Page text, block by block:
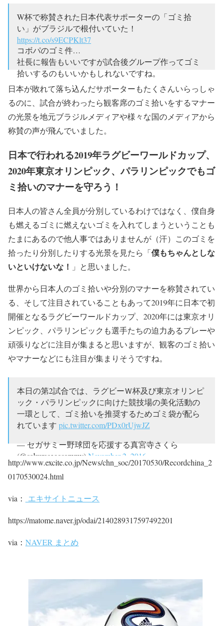
2016
W杯で称賛された日本代表サポーターの「ゴミ拾
い」がブラジルで根付いていた！
https://t.co/s9ECPKlt37
コボパのゴミ件…
社長に報告もいいですが試合後グループ作ってゴミ
拾いするのもいいかもしれないですね。
— ゆっき (@ys0602ys) June 2, 2017
日本が敗れて落ち込んだサポーターもたくさんいらっしゃ
るのに、試合が終わったら観客席のゴミ拾いをするマナー
の光景を地元ブラジルメディアや様々な国のメディアから
称賛の声が飛んでいました。
日本で行われる2019年ラグビーワールドカップ、
2020年東京オリンピック、パラリンピックでもゴ
ミ拾いのマナーを守ろう！
日本人の皆さん全員が分別しているわけではなく、僕自身
も燃えるゴミに燃えないゴミを入れてしまうということも
たまにあるので他人事ではありませんが（汗）このゴミを
拾ったり分別したりする光景を見たら「僕もちゃんとしな
いといけないな！ 」と思いました。
世界から日本人のゴミ拾いや分別のマナーを称賛されてい
る、そして注目されていることもあって2019年に日本で初
開催となるラグビーワールドカップ、2020年には東京オリ
ンピック、パラリンピックも選手たちの迫力あるプレーや
頑張りなどに注目が集まると思いますが、観客のゴミ拾い
やマナーなどにも注目が集まりそうですね。
本日の第2試合では、ラグビーＷ杯及び東京オリンピ
ック・パラリンピックに向けた競技場の美化活動の
一環として、ゴミ拾いを推奨するためゴミ袋が配ら
れています pic.twitter.com/PDx0rUjwJZ
— セガサミー野球団を応援する真宮寺さくら
(@sakurasegasammy) November 2, 2016
http://www.excite.co.jp/News/chn_soc/20170530/Recordchina_2
0170530024.html
via： エキサイトニュース
https://matome.naver.jp/odai/2140289317597492201
via： NAVER まとめ